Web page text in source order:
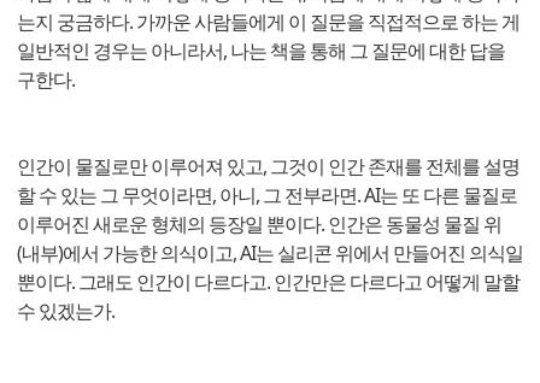
는지 궁금하다. 가까운 사람들에게 이 질문을 직접적으로 하는 게
일반적인 경우는 아니라서, 나는 책을 통해 그 질문에 대한 답을
구한다.
인간이 물질로만 이루어져 있고, 그것이 인간 존재를 전체를 설명
할 수 있는 그 무엇이라면, 아니, 그 전부라면. AI는 또 다른 물질로
이루어진 새로운 형체의 등장일 뿐이다. 인간은 동물성 물질 위
(내부)에서 가능한 의식이고, AI는 실리콘 위에서 만들어진 의식일
뿐이다. 그래도 인간이 다르다고. 인간만은 다르다고 어떻게 말할
수 있겠는가.